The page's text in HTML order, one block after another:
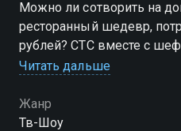
Можно ли сотворить на
ресторанный шедевр,
рублей? СТС вместе с
докажет, что такое
нового проекта стал
повар, владелец
Читать дальше
Жанр
Тв-Шоу